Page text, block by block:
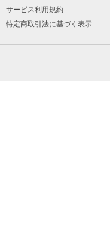
サービス利用規約
特定商取引法に基づく表示